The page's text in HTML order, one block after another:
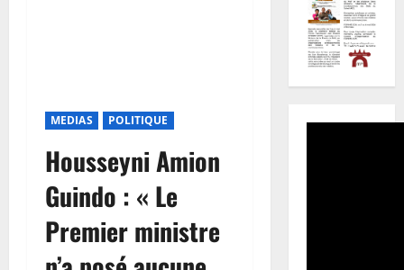
MEDIAS POLITIQUE
Housseyni Amion
Guindo : « Le
Premier ministre